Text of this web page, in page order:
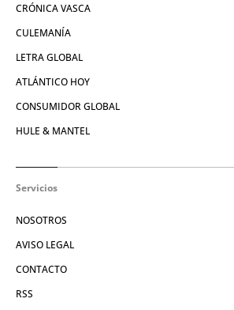
CRÓNICA VASCA
CULEMANÍA
LETRA GLOBAL
ATLÁNTICO HOY
CONSUMIDOR GLOBAL
HULE & MANTEL
Servicios
NOSOTROS
AVISO LEGAL
CONTACTO
RSS